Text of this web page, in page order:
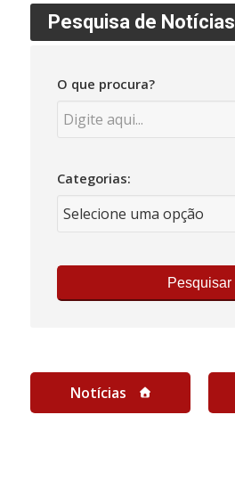
Pesquisa de Notícias
O que procura?
Categorias:
Pesquisar
Notícias